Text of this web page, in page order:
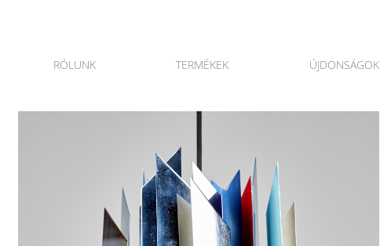
RÓLUNK TERMÉKEK ÚJDONSÁGOK